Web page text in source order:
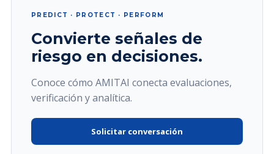
PREDICT · PROTECT · PERFORM
Convierte señales de
riesgo en decisiones.
Conoce cómo AMITAI conecta evaluaciones,
verificación y analítica.
Solicitar conversación